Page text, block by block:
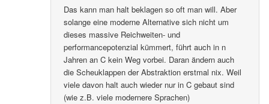
Das kann man halt beklagen so oft man will. Aber
solange eine moderne Alternative sich nicht um
dieses massive Reichweiten- und
performancepotenzial kümmert, führt auch in n
Jahren an C kein Weg vorbei. Daran ändern auch
die Scheuklappen der Abstraktion erstmal nix. Weil
viele davon halt auch wieder nur in C gebaut sind
(wie z.B. viele modernere Sprachen)